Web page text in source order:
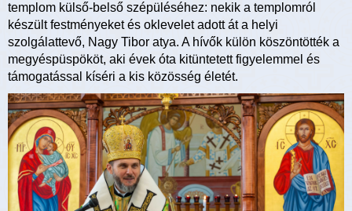
templom külső-belső szépüléséhez: nekik a templomról
készült festményeket és oklevelet adott át a helyi
szolgálattevő, Nagy Tibor atya. A hívők külön köszöntötték a
megyéspüspököt, aki évek óta kitüntetett figyelemmel és
támogatással kíséri a kis közösség életét.